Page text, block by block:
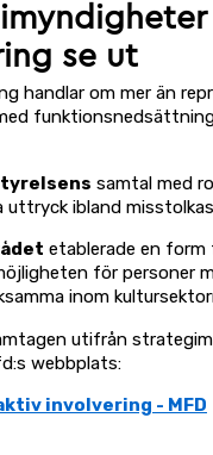
se ut
handlar om mer än
samtal med
uttryck ibland
etablerade en
för personer
inom
utifrån
webbplats:
involvering - MFD